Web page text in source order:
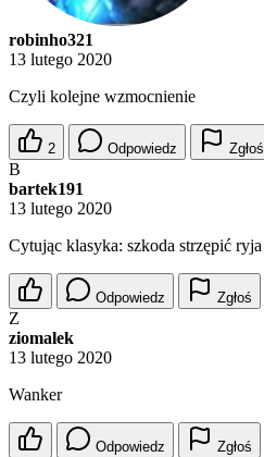
robinho321
13 lutego 2020
Czyli kolejne wzmocnienie
2 Odpowiedz Zgłoś
B
bartek191
13 lutego 2020
Cytując klasyka: szkoda strzępić ryja
Odpowiedz Zgłoś
Z
ziomalek
13 lutego 2020
Wanker
Odpowiedz Zgłoś